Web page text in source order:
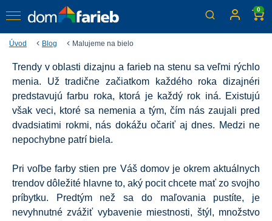
0
Úvod Blog Malujeme na bielo
Maľujeme na bielo
Trendy v oblasti dizajnu a farieb na stenu sa veľmi rýchlo
menia. Už tradične začiatkom každého roka dizajnéri
predstavujú farbu roka, ktorá je každý rok iná. Existujú
však veci, ktoré sa nemenia a tým, čím nás zaujali pred
dvadsiatimi rokmi, nás dokážu očariť aj dnes. Medzi ne
nepochybne patrí biela.
Pri voľbe farby stien pre Váš domov je okrem aktuálnych
trendov dôležité hlavne to, aký pocit chcete mať zo svojho
príbytku. Predtým než sa do maľovania pustíte, je
nevyhnutné zvážiť vybavenie miestnosti, štýl, množstvo